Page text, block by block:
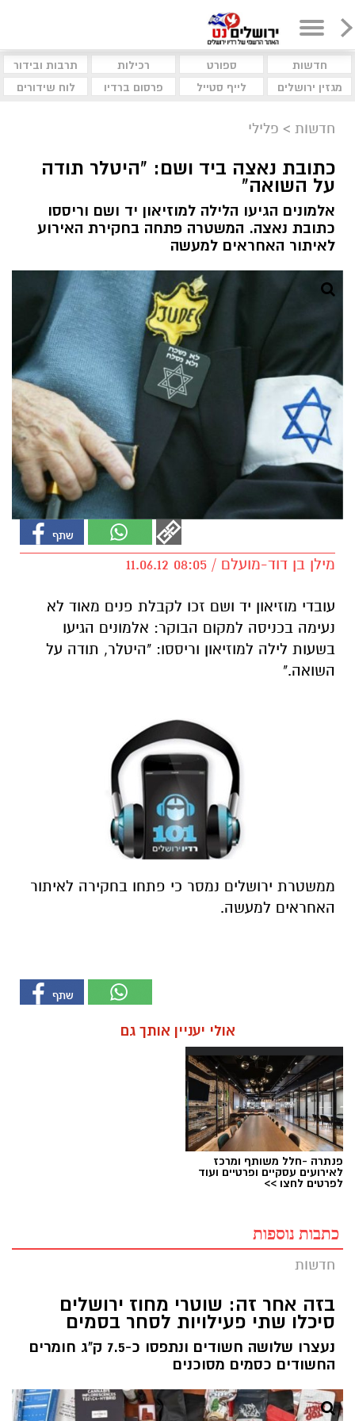
חדשות ספורט רכילות
תרבות ובידור
מגזין ירושלים
לייף סטייל פרסום ברדיו לוח שידורים
חדשות > פלילי
כתובת נאצה ביד ושם: "היטלר תודה
על השואה"
אלמונים הגיעו הלילה למוזיאון יד ושם וריססו
כתובת נאצה. המשטרה פתחה בחקירת האירוע
לאיתור האחראים למעשה
מילן בן דוד-מועלם / 08:05 11.06.12
עובדי מוזיאון יד ושם זכו לקבלת פנים מאוד לא
נעימה בכניסה למקום הבוקר: אלמונים הגיעו
בשעות לילה למוזיאון וריססו: "היטלר, תודה על
השואה."
ממשטרת ירושלים נמסר כי פתחו בחקירה לאיתור
האחראים למעשה.
אולי יעניין אותך גם
פנתרה -חלל משותף ומרכז
לאירועים עסקיים ופרטיים ועוד
לפרטים לחצו >>
כתבות נוספות
חדשות
בזה אחר זה: שוטרי מחוז ירושלים
סיכלו שתי פעילויות לסחר בסמים
נעצרו שלושה חשודים ונתפסו כ-7.5 ק"ג חומרים
החשודים כסמים מסוכנים